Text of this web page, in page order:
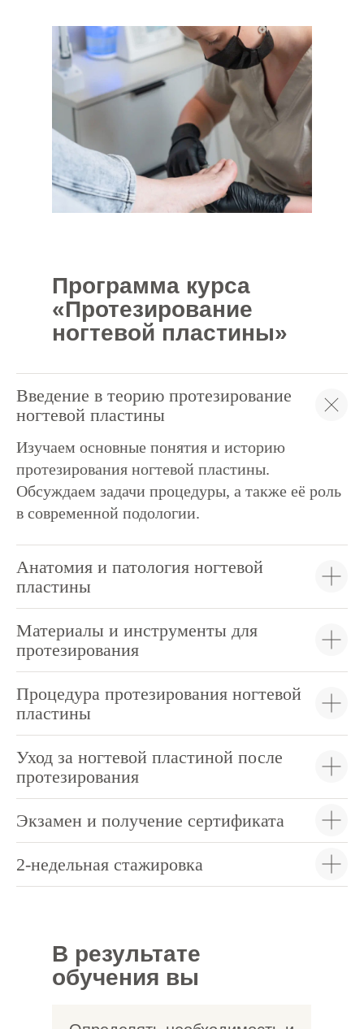
Программа курса
«Протезирование
ногтевой пластины»
Введение в теорию протезирование
ногтевой пластины
Изучаем основные понятия и историю
протезирования ногтевой пластины.
Обсуждаем задачи процедуры, а также её роль
в современной подологии.
Анатомия и патология ногтевой
пластины
Материалы и инструменты для
протезирования
Процедура протезирования ногтевой
пластины
Уход за ногтевой пластиной после
протезирования
Экзамен и получение сертификата
2-недельная стажировка
В результате
обучения вы